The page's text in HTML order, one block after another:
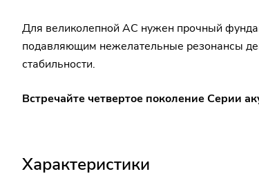
Для великолепной АС нужен прочный
подавляющим нежелательные резонансы
стабильности.
Встречайте четвертое поколение Серии
Характеристики